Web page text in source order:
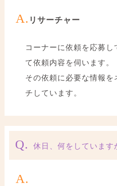
A. リサーチャー
コーナーに依頼を応募
て依頼内容を伺います。
その依頼に必要な情報
チしています。
Q. 休日、何をしています
A.